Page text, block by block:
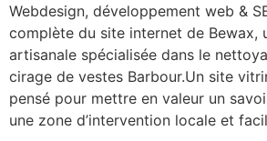
Webdesign, développement web &
complète du site internet de Bewax,
artisanale spécialisée dans le
cirage de vestes Barbour.Un site
pensé pour mettre en valeur un
une zone d’intervention locale et